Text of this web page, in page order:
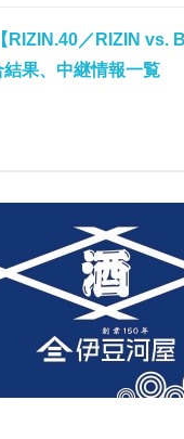
【RIZIN.40／RIZIN vs.
結果、中継情報一覧